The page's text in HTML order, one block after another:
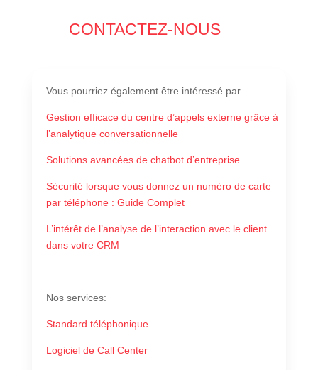
CONTACTEZ-NOUS
Vous pourriez également être intéressé par
Gestion efficace du centre d’appels externe grâce à
l’analytique conversationnelle
Solutions avancées de chatbot d’entreprise
Sécurité lorsque vous donnez un numéro de carte
par téléphone : Guide Complet
L’intérêt de l’analyse de l’interaction avec le client
dans votre CRM
Nos services:
Standard téléphonique
Logiciel de Call Center